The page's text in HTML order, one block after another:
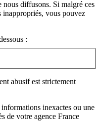
diffusons. Si malgré ces
inappropriés, vous pouvez
:
abusif est strictement
informations inexactes ou une
de votre agence France